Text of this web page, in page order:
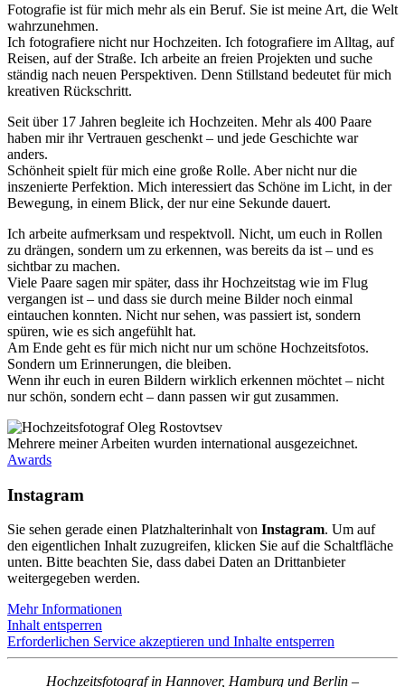
Fotografie ist für mich mehr als ein Beruf. Sie ist meine Art, die Welt
wahrzunehmen.
Ich fotografiere nicht nur Hochzeiten. Ich fotografiere im Alltag, auf
Reisen, auf der Straße. Ich arbeite an freien Projekten und suche
ständig nach neuen Perspektiven. Denn Stillstand bedeutet für mich
kreativen Rückschritt.
Seit über 17 Jahren begleite ich Hochzeiten. Mehr als 400 Paare
haben mir ihr Vertrauen geschenkt – und jede Geschichte war
anders.
Schönheit spielt für mich eine große Rolle. Aber nicht nur die
inszenierte Perfektion. Mich interessiert das Schöne im Licht, in der
Bewegung, in einem Blick, der nur eine Sekunde dauert.
Ich arbeite aufmerksam und respektvoll. Nicht, um euch in Rollen
zu drängen, sondern um zu erkennen, was bereits da ist – und es
sichtbar zu machen.
Viele Paare sagen mir später, dass ihr Hochzeitstag wie im Flug
vergangen ist – und dass sie durch meine Bilder noch einmal
eintauchen konnten. Nicht nur sehen, was passiert ist, sondern
spüren, wie es sich angefühlt hat.
Am Ende geht es für mich nicht nur um schöne Hochzeitsfotos.
Sondern um Erinnerungen, die bleiben.
Wenn ihr euch in euren Bildern wirklich erkennen möchtet – nicht
nur schön, sondern echt – dann passen wir gut zusammen.
Mehrere meiner Arbeiten wurden international ausgezeichnet.
Awards
Instagram
Sie sehen gerade einen Platzhalterinhalt von Instagram. Um auf
den eigentlichen Inhalt zuzugreifen, klicken Sie auf die Schaltfläche
unten. Bitte beachten Sie, dass dabei Daten an Drittanbieter
weitergegeben werden.
Mehr Informationen
Inhalt entsperren
Erforderlichen Service akzeptieren und Inhalte entsperren
Hochzeitsfotograf in Hannover, Hamburg und Berlin –